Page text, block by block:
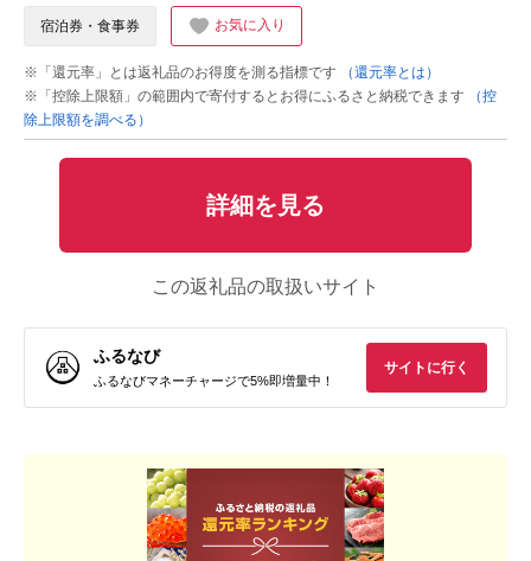
宿泊券・食事券 お気に入り
※「還元率」とは返礼品のお得度を測る指標です
（還元率とは）
※「控除上限額」の範囲内で寄付するとお得にふるさと納税できます
（控
除上限額を調べる）
詳細を見る
この返礼品の取扱いサイト
ふるなび
ふるなびマネーチャージで5%即増量中！
サイトに行く